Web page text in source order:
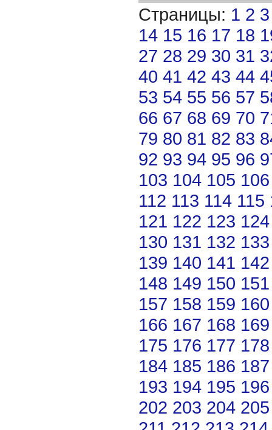
Страницы: 1 2 3
14 15 16 17 18
27 28 29 30 31
40 41 42 43 44
53 54 55 56 57
66 67 68 69 70
79 80 81 82 83
92 93 94 95 96
103 104 105 106
112 113 114 115
121 122 123 124
130 131 132 133
139 140 141 142
148 149 150 151
157 158 159 160
166 167 168 169
175 176 177 178
184 185 186 187
193 194 195 196
202 203 204 205